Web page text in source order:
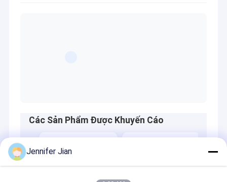
Các Sản Phẩm Được Khuyến Cáo
Jennifer Jian